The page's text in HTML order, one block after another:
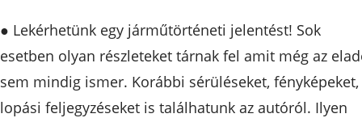
● Lekérhetünk egy járműtörténeti jelentést! Sok
esetben olyan részleteket tárnak fel amit még az
sem mindig ismer. Korábbi sérüléseket, fényképeket,
lopási feljegyzéseket is találhatunk az autóról. Ilyen